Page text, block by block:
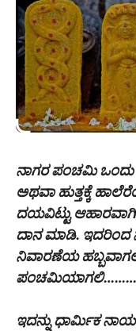
ನಾಗರ ಪಂಚಮಿ ಒಂದು
ಅಥವಾ ಹುತ್ತಕ್ಕೆ
ದಯವಿಟ್ಟು
ದಾನ ಮಾಡಿ. ಇದರಿಂದ
ನಿವಾರಣೆಯ
ಇದನ್ನು ಧಾರ್ಮಿಕ